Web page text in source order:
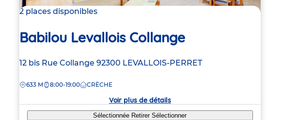
2 places disponibles
Babilou Levallois Collange
Adresse
la
12 bis Rue Collange 92300 LEVALLOIS-PERRET
DISTANCE
633 M 8:00-19:00 CRÈCHE
Voir plus de détails
Sélectionnée RetirerSélectionner